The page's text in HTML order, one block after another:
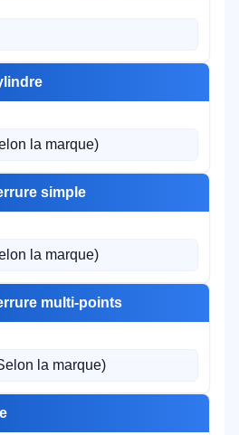
la marque)
simple
la marque)
multi-points
la marque)